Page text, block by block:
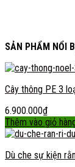
SẢN PHẨM NỔI
Cây thông PE 3
6.900.000₫
Thêm vào giỏ
Dù che sự kiện